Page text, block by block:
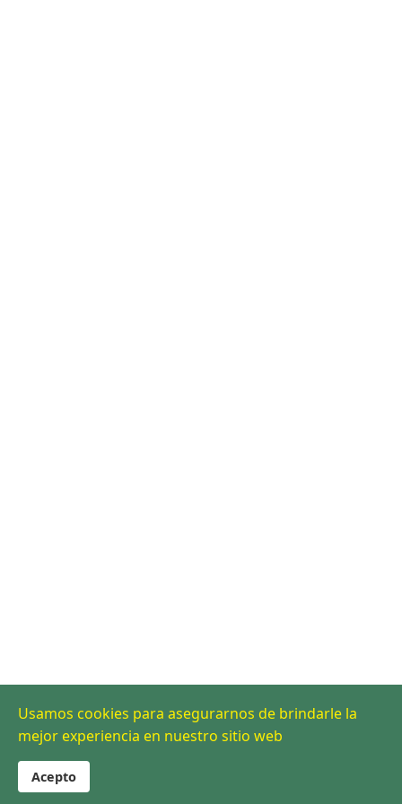
Usamos cookies para asegurarnos de brindarle la
mejor experiencia en nuestro sitio web
Acepto